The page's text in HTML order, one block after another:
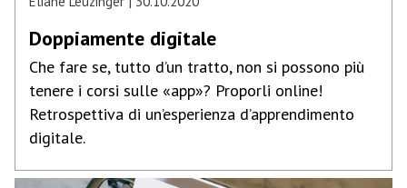
Doppiamente digitale
Che fare se, tutto d’un tratto, non si possono più
tenere i corsi sulle «app»? Proporli online!
Retrospettiva di un’esperienza d’apprendimento
digitale.